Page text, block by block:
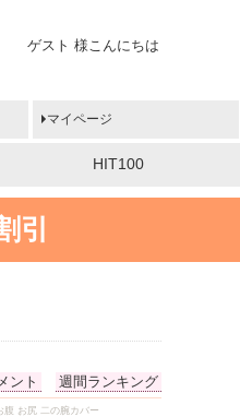
ゲスト 様こんにちは
マイページ
HIT100
引
ント 週間ランキング
お尻 二の腕カバー